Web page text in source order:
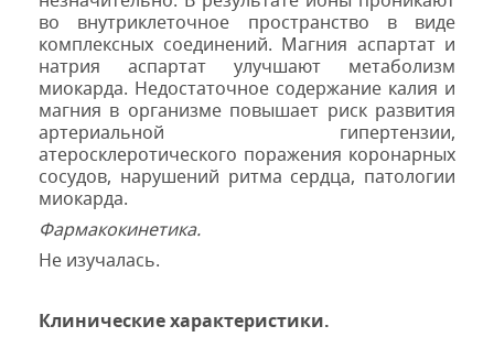
во внутриклеточное пространство в виде
комплексных соединений. Магния аспартат и
натрия аспартат улучшают метаболизм
миокарда. Недостаточное содержание калия и
магния в организме повышает риск развития
артериальной гипертензии,
атеросклеротического поражения коронарных
сосудов, нарушений ритма сердца, патологии
миокарда.
Фармакокинетика.
Не изучалась.
Клинические характеристики.